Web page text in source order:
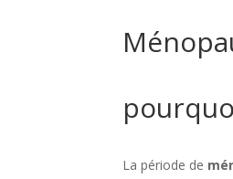
La période de